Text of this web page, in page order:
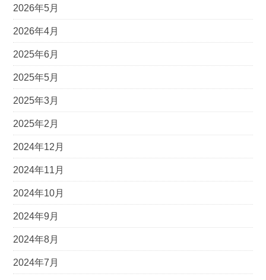
2026年5月
2026年4月
2025年6月
2025年5月
2025年3月
2025年2月
2024年12月
2024年11月
2024年10月
2024年9月
2024年8月
2024年7月